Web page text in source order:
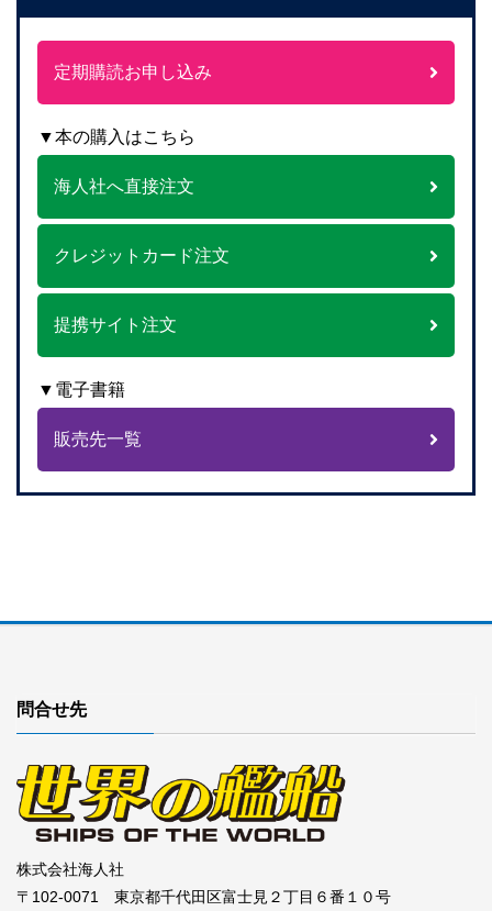
定期購読お申し込み
▼本の購入はこちら
海人社へ直接注文
クレジットカード注文
提携サイト注文
▼電子書籍
販売先一覧
問合せ先
株式会社海人社
〒102-0071 東京都千代田区富士見２丁目６番１０号